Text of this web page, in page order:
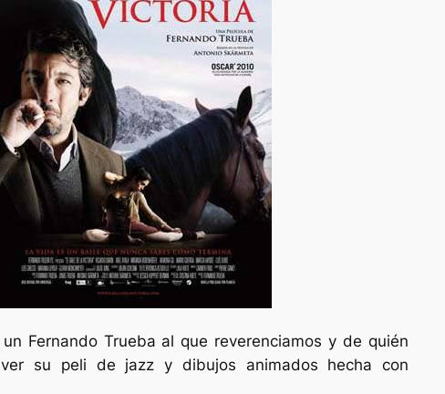
Fernando Trueba al que reverenciamos y de quién
su peli de jazz y dibujos animados hecha con